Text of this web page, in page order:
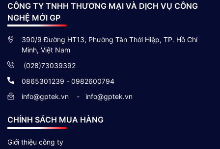
CÔNG TY TNHH THƯƠNG MẠI VÀ DỊCH VỤ CÔNG
NGHỆ MỚI GP
390/9 Đường HT13, Phường Tân Thới Hiệp, TP. Hồ Chí
Minh, Việt Nam
(028)73039392
0865301239 - 0982600794
info@gptek.vn
- info@gptek.vn
CHÍNH SÁCH MUA HÀNG
Giới thiệu công ty